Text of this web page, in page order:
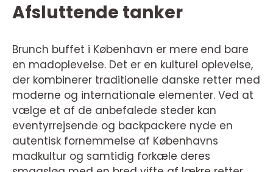
Afsluttende tanker
Brunch buffet i København er mere end bare
en madoplevelse. Det er en kulturel oplevelse,
der kombinerer traditionelle danske retter med
moderne og internationale elementer. Ved at
vælge et af de anbefalede steder kan
eventyrrejsende og backpackere nyde en
autentisk fornemmelse af Københavns
madkultur og samtidig forkæle deres